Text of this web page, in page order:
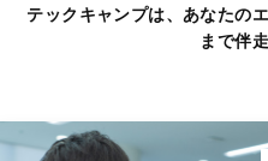
テックキャンプは、あなたの
まで伴